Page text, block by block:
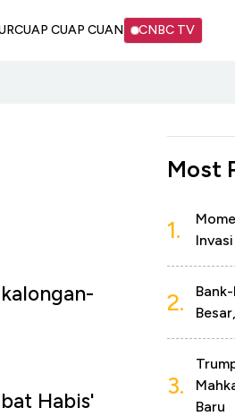
CUAP CUAP CUAN CNBC TV
Habis'
Most
1.
2.
3.
Baru